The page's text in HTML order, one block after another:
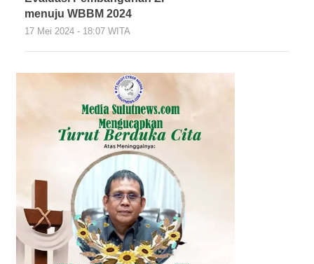
menuju WBBM 2024
17 Mei 2024 - 18:07 WITA